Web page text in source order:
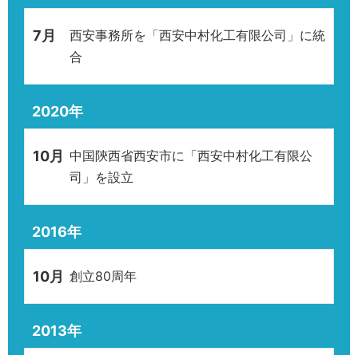
7月
西安事務所を「西安中村化工有限公司」に統
合
2020年
10月
中国陝西省西安市に「西安中村化工有限公
司」を設立
2016年
10月 創立80周年
2013年